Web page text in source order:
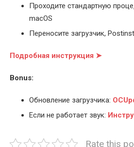
Проходите стандартную
macOS
Переносите загрузчик,
Подробная инструкция ➤
Bonus:
Обновление загрузчика:
Если не работает звук:
Rate this